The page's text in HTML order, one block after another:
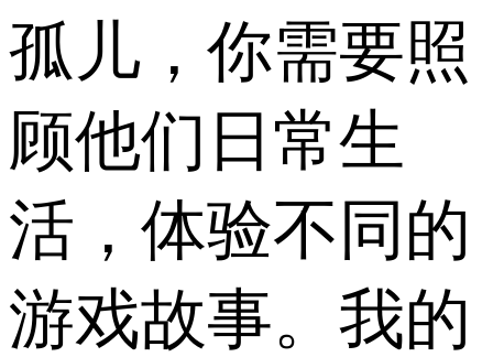
孤儿，你需要照
顾他们日常生
活，体验不同的
游戏故事。我的